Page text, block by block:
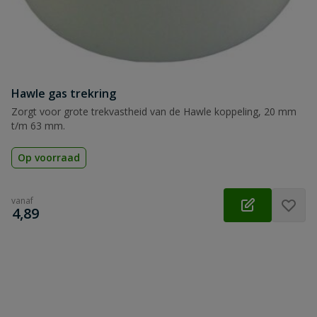
Hawle gas trekring
Zorgt voor grote trekvastheid van de Hawle koppeling, 20 mm
t/m 63 mm.
Op voorraad
vanaf
€
4,89